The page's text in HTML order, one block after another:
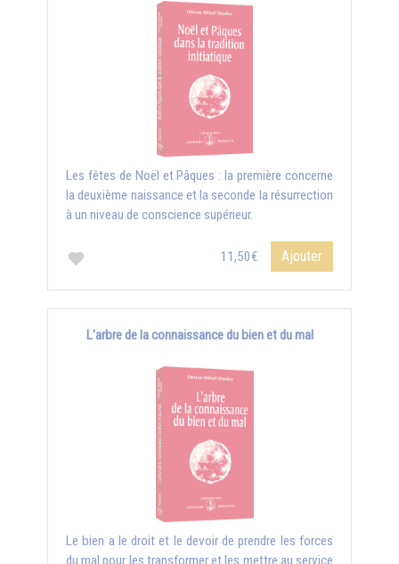
Les fêtes de Noël et Pâques : la première concerne
la deuxième naissance et la seconde la résurrection
à un niveau de conscience supérieur.
11,50€ Ajouter
L'arbre de la connaissance du bien et du mal
Le bien a le droit et le devoir de prendre les forces
du mal pour les transformer et les mettre au service